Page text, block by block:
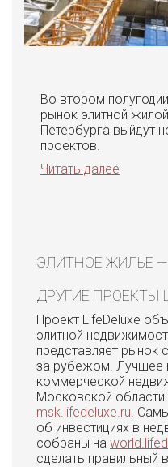
Во втором
рынок элитной
Петербурга выйдут
проектов.
Читать далее
ЭЛИТНОЕ ЖИЛЬЕ
ДРУГИЕ ПРОЕКТЫ
Проект LifeDeluxe
элитной
представляет рынок
за рубежом. Лучшее
коммерческой
Московской области
msk.lifedeluxe.ru .
об инвестициях в
собраны на
сделать правильный